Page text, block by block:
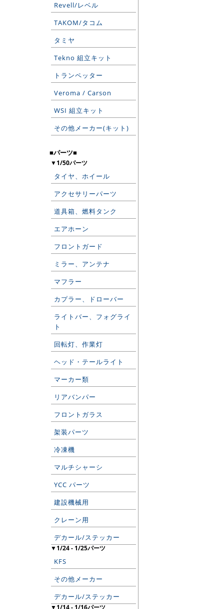
Revell/レベル
TAKOM/タコム
タミヤ
Tekno 組立キット
トランペッター
Veroma / Carson
WSI 組立キット
その他メーカー(キット)
■パーツ■
▼1/50パーツ
タイヤ、ホイール
アクセサリーパーツ
道具箱、燃料タンク
エアホーン
フロントガード
ミラー、アンテナ
マフラー
カプラー、ドローバー
ライトバー、フォグライ
ト
回転灯、作業灯
ヘッド・テールライト
マーカー類
リアバンパー
フロントガラス
架装パーツ
冷凍機
マルチシャーシ
YCC パーツ
建設機械用
クレーン用
デカール/ステッカー
▼1/24 - 1/25パーツ
KFS
その他メーカー
デカール/ステッカー
▼1/14 - 1/16パーツ